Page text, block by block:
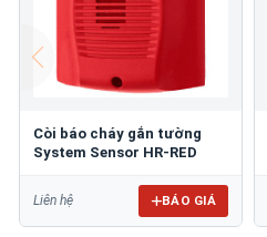
Còi báo cháy gắn tường
System Sensor HR-RED
Liên hệ BÁO GIÁ